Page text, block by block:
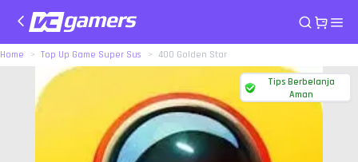
Home Top Up Game Super Sus 400 Golden Star
Tips Berbelanja
Aman